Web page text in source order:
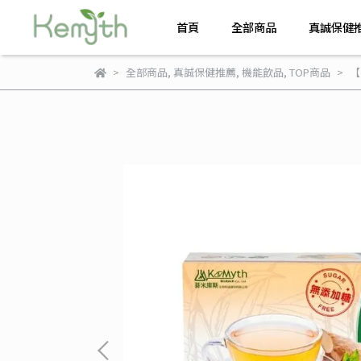
首頁 全部商品 真誠保健
全部商品, 真誠保健推薦, 機能飲品, TOP商品